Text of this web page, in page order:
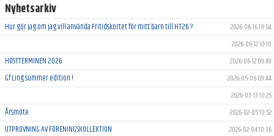
Nyhetsarkiv
Hur gör jag om jag vill använda Fritidskortet för mitt barn till HT26 ?
2026-06-16 18:54
2026-06-12 10:10
HÖSTTERMINEN 2026 2026-06-12 09:49
Gf Ling summer edition !
2026-05-06 09:44
2026-03-13 10:25
Årsmöte 2026-02-05 10:52
UTPROVNING AV FÖRENINGSKOLLEKTION 2026-02-04 10:36